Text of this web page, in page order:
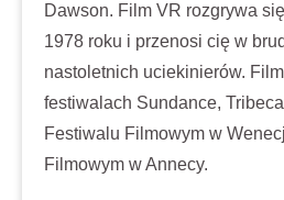
Dawson. Film VR rozgrywa
1978 roku i przenosi cię w
nastoletnich uciekinierów.
festiwalach Sundance,
Festiwalu Filmowym w
Filmowym w Annecy.